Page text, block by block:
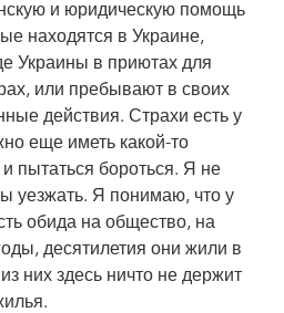
и юридическую помощь
находятся в Украине,
Украины в приютах для
или пребывают в своих
действия. Страхи есть у
еще иметь какой-то
пытаться бороться. Я не
уезжать. Я понимаю, что у
обида на общество, на
десятилетия они жили в
них здесь ничто не держит